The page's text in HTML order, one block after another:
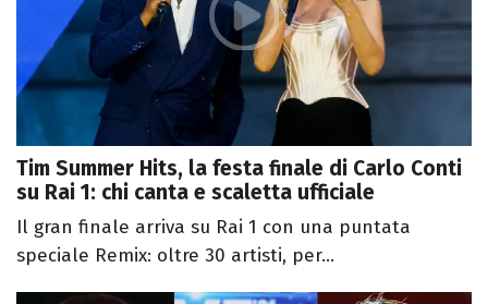
Tim Summer Hits, la festa finale di Carlo Conti
su Rai 1: chi canta e scaletta ufficiale
Il gran finale arriva su Rai 1 con una puntata
speciale Remix: oltre 30 artisti, per...